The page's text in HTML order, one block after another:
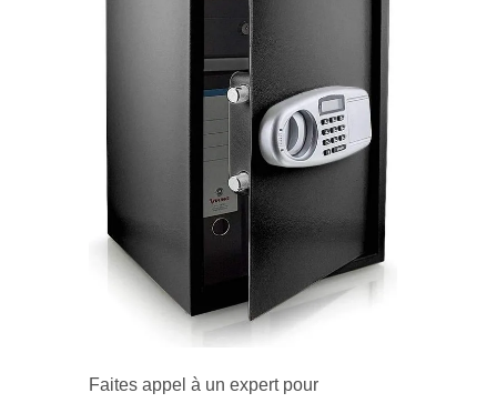
Faites appel à un expert pour